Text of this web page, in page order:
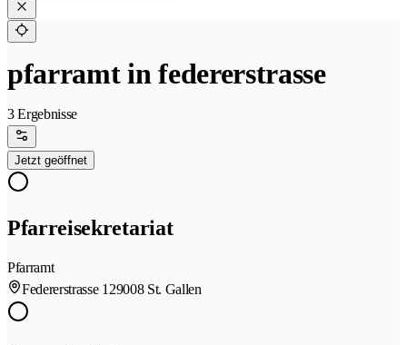
pfarramt in federerstrasse
3 Ergebnisse
Jetzt geöffnet
Pfarreisekretariat
Pfarramt
Federerstrasse 129008 St. Gallen